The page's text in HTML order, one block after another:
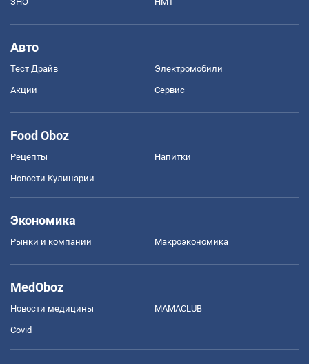
Авто
Тест Драйв Электромобили
Акции Сервис
Food Oboz
Рецепты Напитки
Новости Кулинарии
Экономика
Рынки и компании Mакроэкономика
MedOboz
Новости медицины MAMACLUB
Covid